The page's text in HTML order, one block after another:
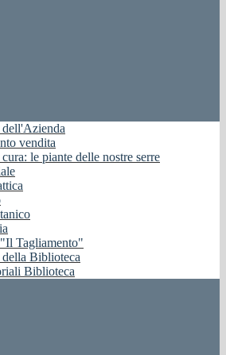
vendita
le piante delle nostre serre
Tagliamento"
Biblioteca
Biblioteca